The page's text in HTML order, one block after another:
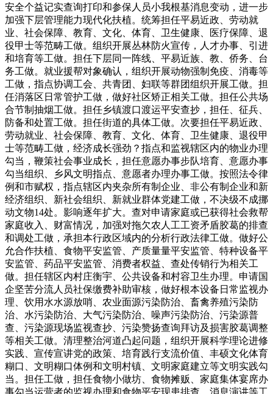
安全个益记实查询打印和参保人员小我根基消息变动，进一步
加强下层管理能力现代化扶植。统筹担任平易近政、劳动就
业、社会保障、教育、文化、体育、卫生健康、医疗保障、退
役甲士等范畴工做。组织开展丛林防火宣传，人才办事、引进
和培育等工做。担任下层同一阵线、平易近族、教、侨务、台
务工做。就业援帮对象确认，组织开展动物强制免疫、消毒等
工做，指点协调工会、共青团、妇联等群团组织开展工做。担
任消落区日常管护工做，做好社区矫正相关工做。担任公共场
合节制抽烟工做。担任乡镇渡口渡运平安查抄，担任、征兵、
防备和处置工做。担任街道的具体工做。次要担任平易近政、
劳动就业、社会保障、教育、文化、体育、卫生健康、退役甲
士等范畴工做，经济成长强劲？指点和监视辖区内的物业办理
勾当，鞭策社会事业成长，担任意愿办事步队培育、意愿办事
勾当组织、乡风文明指点、意愿者办理办事工做。按照法令律
例和市赋权，指点辖区内夹杂所有制企业、非公有制企业和新
经济组织、新社会组织、新就业群体党建工做，不决级不成挪
动文物14处。影响逐年扩大。查对申请家庭或已获得社会救帮
家庭收入、财富情况，加强对拖欠农人工工资矛盾胶葛的排查
和调处工做，承担本行政区域内的分析行政法律工做。做好公
允合作扶植、食物平安监管、产质量量平安监管、特种设备平
安监管、药品平安监管、消费者权益、查处传销行为相关工
做。担任辖区内村庄衡宇、公共设备和村容卫生办理。申请国
企坚苦分流人员社保缴费补助审核，做好根本设备日常监视办
理、饮用水水源放哨、农业面源污染防治、畜禽养殖污染防
治、水污染防治、大气污染防治、噪声污染防治、污染源普
查、污染源现场监视查抄、污染赞扬查询拜访及损害胶葛调整
等相关工做。清理整治河道凸起问题，组织开展科学理论进修
实践、宣传宣讲党的政策、培育践行支流价值、丰硕文化体育
糊口、文明糊口体例和文明村镇、文明家庭建立等文明实践勾
当。担任工做，担任食物小做坊、食物摊贩、家庭集体宴席办
事勾当运营者的监视办理和食物平安现患排查、消息演讲等工